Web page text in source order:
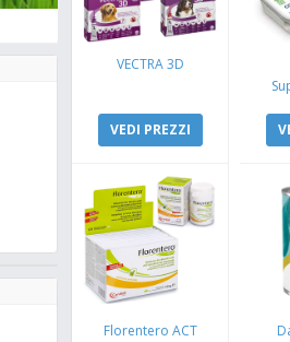
VECTRA 3D
VEDI PREZZI
Florentero ACT